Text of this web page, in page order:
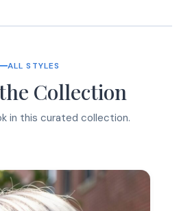
ALL STYLES
Collection
in this curated collection.